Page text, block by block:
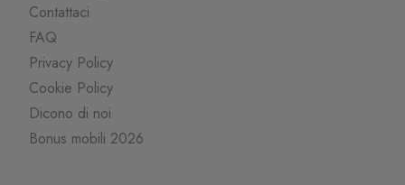
Contattaci
FAQ
Privacy Policy
Cookie Policy
Dicono di noi
Bonus mobili 2026